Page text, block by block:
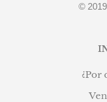
©
¿Por